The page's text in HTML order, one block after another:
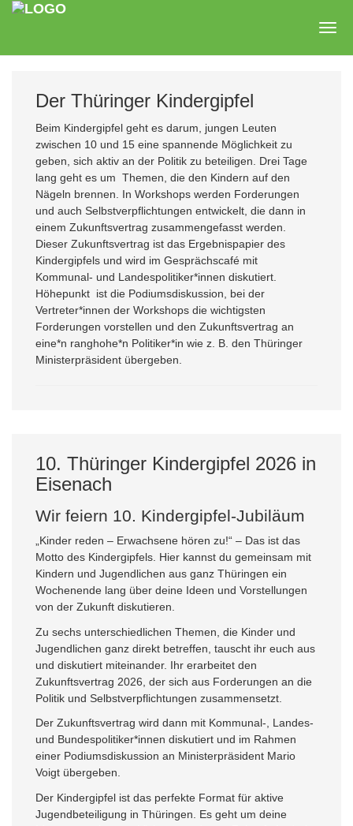
Zum
Der Thüringer Kindergipfel
Beim Kindergipfel geht es darum, jungen Leuten
zwischen 10 und 15 eine spannende Möglichkeit zu
geben, sich aktiv an der Politik zu beteiligen. Drei Tage
lang geht es um Themen, die den Kindern auf den
Nägeln brennen. In Workshops werden Forderungen
und auch Selbstverpflichtungen entwickelt, die dann in
einem Zukunftsvertrag zusammengefasst werden.
Dieser Zukunftsvertrag ist das Ergebnispapier des
Kindergipfels und wird im Gesprächscafé mit
Kommunal- und Landespolitiker*innen diskutiert.
Höhepunkt ist die Podiumsdiskussion, bei der
Vertreter*innen der Workshops die wichtigsten
Forderungen vorstellen und den Zukunftsvertrag an
eine*n ranghohe*n Politiker*in wie z. B. den Thüringer
Ministerpräsident übergeben.
10. Thüringer Kindergipfel 2026 in
Eisenach
Wir feiern 10. Kindergipfel-Jubiläum
„Kinder reden – Erwachsene hören zu!“ – Das ist das
Motto des Kindergipfels. Hier kannst du gemeinsam mit
Kindern und Jugendlichen aus ganz Thüringen ein
Wochenende lang über deine Ideen und Vorstellungen
von der Zukunft diskutieren.
Zu sechs unterschiedlichen Themen, die Kinder und
Jugendlichen ganz direkt betreffen, tauscht ihr euch aus
und diskutiert miteinander. Ihr erarbeitet den
Zukunftsvertrag 2026, der sich aus Forderungen an die
Politik und Selbstverpflichtungen zusammensetzt.
Der Zukunftsvertrag wird dann mit Kommunal-, Landes-
und Bundespolitiker*innen diskutiert und im Rahmen
einer Podiumsdiskussion an Ministerpräsident Mario
Voigt übergeben.
Der Kindergipfel ist das perfekte Format für aktive
Jugendbeteiligung in Thüringen. Es geht um deine